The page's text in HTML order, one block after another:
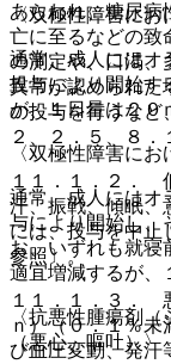
あらわれ、糖尿病
亡に至るなどの致
の測定や、口渇、
異常が認められた
の投与を行うなど
２、２．５、８．
１１．１．２．
汗、振戦、傾眠、
には、投与を中止
参照〕。
１１．１．３．
ｎ）（０．１％
び血圧変動、発汗
〈双極性障害にお
通常、成人にはオ
投与により開始す
が、１日量は２０
〈双極性障害にお
通常、成人にはオ
与により開始し、
お、いずれも就寝
適宜増減するが、
〈抗悪性腫瘍剤
（悪心、嘔吐）〉